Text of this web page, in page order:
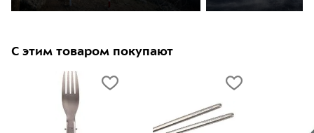
С этим товаром покупают